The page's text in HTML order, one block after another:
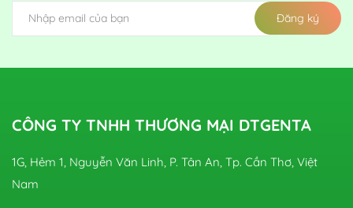
Đăng ký
CÔNG TY TNHH THƯƠNG MẠI DTGENTA
1G, Hẻm 1, Nguyễn Văn Linh, P. Tân An, Tp. Cần Thơ, Việt
Nam